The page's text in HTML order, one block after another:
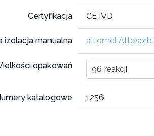
Certyfikacja CE IVD
izolacja manualna attomol Attosorb
opakowań 96 reakcji
katalogowe 1256